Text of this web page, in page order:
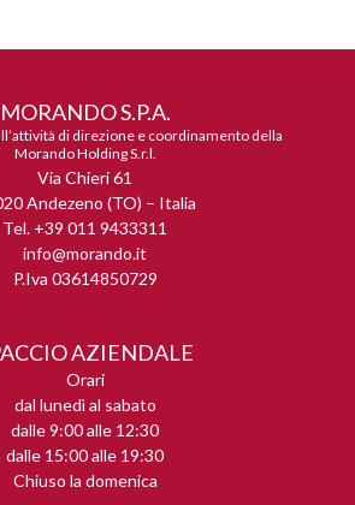
MORANDO S.P.A.
di direzione e coordinamento della
Morando Holding S.r.l.
Via Chieri 61
Andezeno (TO) – Italia
Tel. +39 011 9433311
info@morando.it
P.Iva 03614850729
AZIENDALE
Orari
dal lunedì al sabato
dalle 9:00 alle 12:30
dalle 15:00 alle 19:30
Chiuso la domenica